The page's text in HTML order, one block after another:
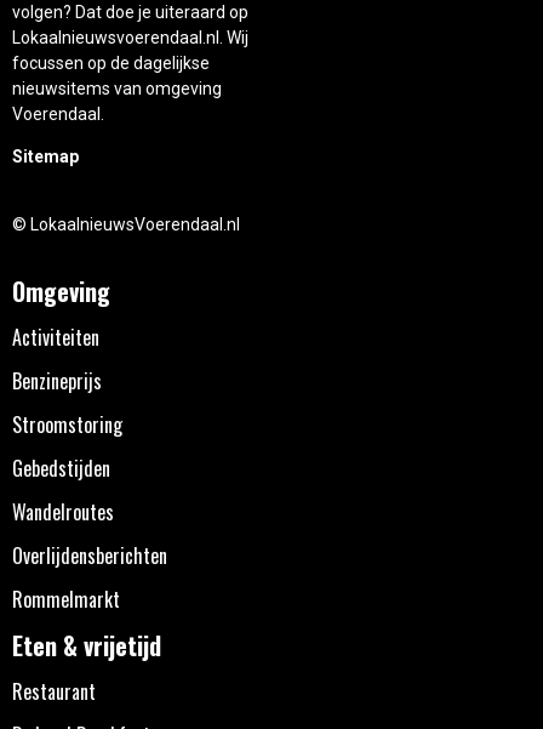
volgen? Dat doe je uiteraard op
Lokaalnieuwsvoerendaal.nl. Wij
focussen op de dagelijkse
nieuwsitems van omgeving
Voerendaal.
Sitemap
© LokaalnieuwsVoerendaal.nl
Omgeving
Activiteiten
Benzineprijs
Stroomstoring
Gebedstijden
Wandelroutes
Overlijdensberichten
Rommelmarkt
Eten & vrijetijd
Restaurant